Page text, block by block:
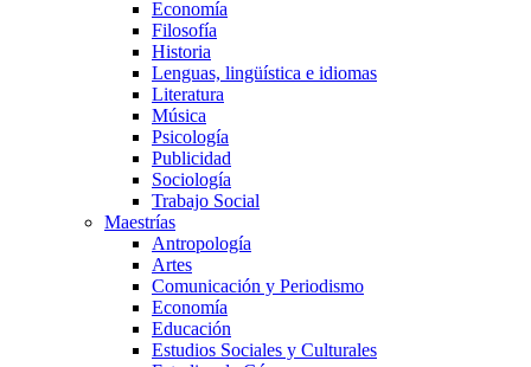
Economía
Filosofía
Historia
Lenguas, lingüística e idiomas
Literatura
Música
Psicología
Publicidad
Sociología
Trabajo Social
Maestrías
Antropología
Artes
Comunicación y Periodismo
Economía
Educación
Estudios Sociales y Culturales